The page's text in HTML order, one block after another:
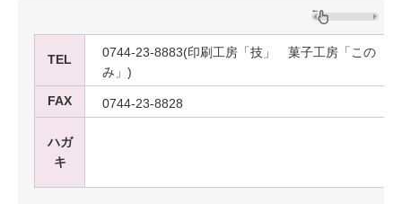
TEL
0744-23-8883(印刷工房「技」 菓子工房「この
み」)
FAX
0744-23-8828
ハガ
キ